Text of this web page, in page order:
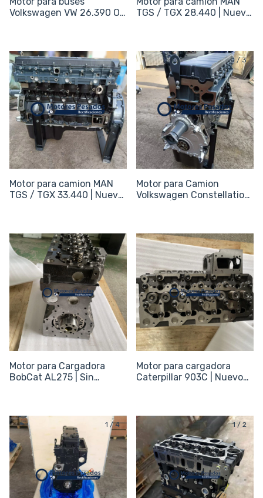
Volkswagen VW 26.390 OT
TGS / TGX 28.440 | Nuevo
Motor para camion MAN
TGS / TGX 33.440 | Nuevo
1 /3
Motor para Camion
Volkswagen Constellation
Motor para Cargadora
BobCat AL275 | Sin
Motor para cargadora
Caterpillar 903C | Nuevo
1 /4 1 / 2